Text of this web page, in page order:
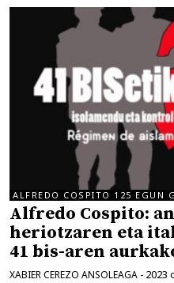
ALFREDO COSPITO 125 EGUN
Alfredo Cospito:
heriotzaren eta
41 bis-aren
XABIER CEREZO ANSOLEAGA - 2023